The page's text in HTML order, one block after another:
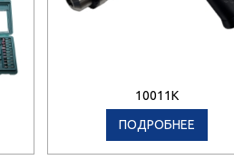
10011K
ПОДРОБНЕЕ